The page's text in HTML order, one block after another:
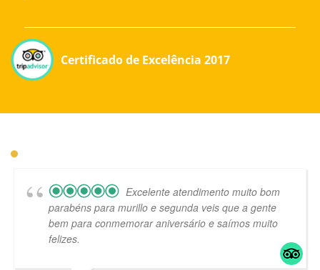
Certificado de Excelência 2017
Excelente atendimento muito bom
parabéns para murillo e segunda veis que a gente
bem para conmemorar aniversário e saímos muito
felizes.